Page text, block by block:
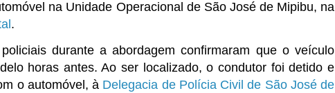
na Unidade Operacional de São José de Mipibu, na
.
durante a abordagem confirmaram que o veículo
horas antes. Ao ser localizado, o condutor foi detido e
o automóvel, à Delegacia de Polícia Civil de São José de